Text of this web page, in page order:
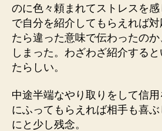
のに色々頼まれてストレスを
で自分を紹介してもらえれば対
たら違った意味で伝わったの
しまった。わざわざ紹介する
たらしい。
中途半端なやり取りをして信
にふってもらえれば相手も喜
にと少し残念。